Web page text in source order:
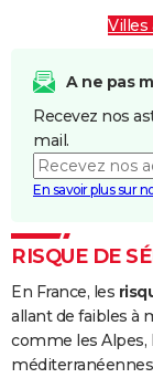
Villes
A ne pas
Recevez nos
mail.
En savoir plus sur
RISQUE DE
En France, les
allant de faibles à
comme les Alpes,